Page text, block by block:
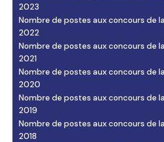
2023
Nombre de postes aux concours de
2022
Nombre de postes aux concours de
2021
Nombre de postes aux concours de
2020
Nombre de postes aux concours de
2019
Nombre de postes aux concours de
2018